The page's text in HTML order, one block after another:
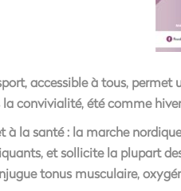
accessible à tous,
convivialité, été comme
la santé : la marche
et sollicite la plupart
tonus musculaire,